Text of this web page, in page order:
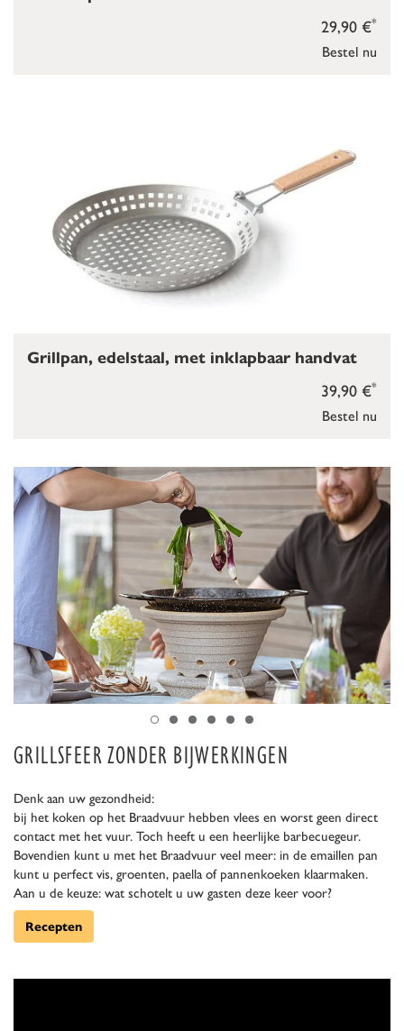
Bestel nu
29,90 €*
Bestel nu
39,90 €*
Grillpan, edelstaal, met inklapbaar handvat
GRILLSFEER ZONDER BIJWERKINGEN
Denk aan uw gezondheid:
bij het koken op het Braadvuur hebben vlees en worst geen direct
contact met het vuur. Toch heeft u een heerlijke barbecuegeur.
Bovendien kunt u met het Braadvuur veel meer: in de emaillen pan
kunt u perfect vis, groenten, paella of pannenkoeken klaarmaken.
Aan u de keuze: wat schotelt u uw gasten deze keer voor?
Recepten